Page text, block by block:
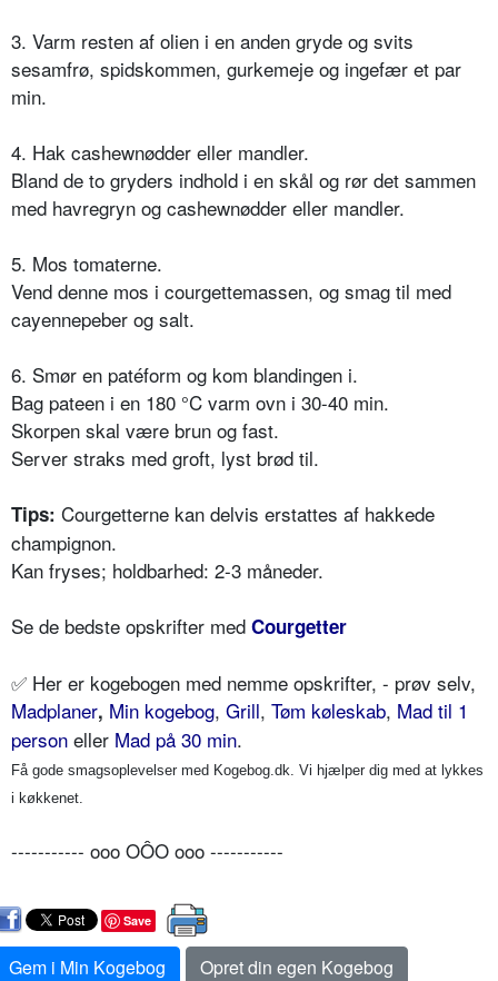
3. Varm resten af olien i en anden gryde og svits
sesamfrø, spidskommen, gurkemeje og ingefær et par
min.
4. Hak cashewnødder eller mandler.
Bland de to gryders indhold i en skål og rør det sammen
med havregryn og cashewnødder eller mandler.
5. Mos tomaterne.
Vend denne mos i courgettemassen, og smag til med
cayennepeber og salt.
6. Smør en patéform og kom blandingen i.
Bag pateen i en 180 °C varm ovn i 30-40 min.
Skorpen skal være brun og fast.
Server straks med groft, lyst brød til.
Tips: Courgetterne kan delvis erstattes af hakkede
champignon.
Kan fryses; holdbarhed: 2-3 måneder.
Se de bedste opskrifter med Courgetter
✅ Her er kogebogen med nemme opskrifter, - prøv selv,
Madplaner, Min kogebog, Grill, Tøm køleskab, Mad til 1
person eller Mad på 30 min.
Få gode smagsoplevelser med Kogebog.dk. Vi hjælper dig med at lykkes
i køkkenet.
----------- ooo OÔO ooo -----------
Save
Gem i Min Kogebog
Opret din egen Kogebog